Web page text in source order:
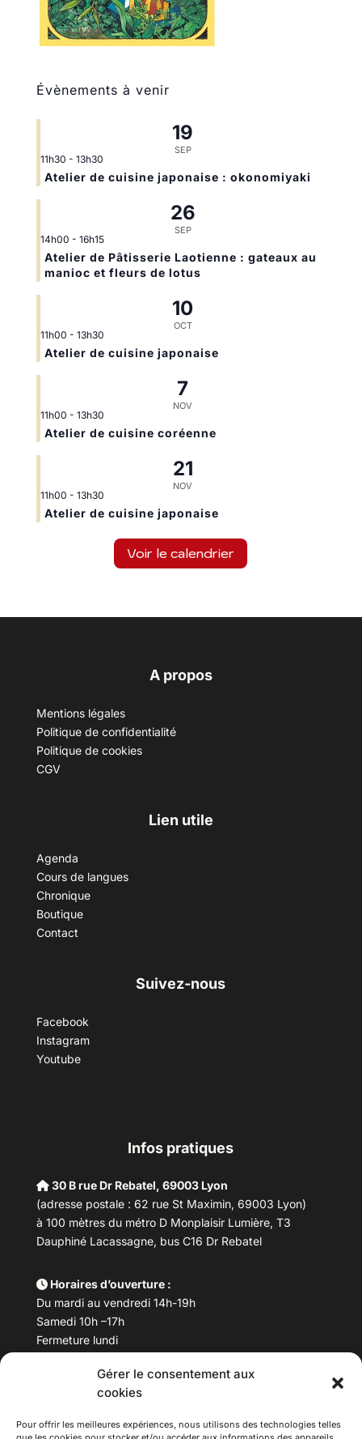
Gérer le consentement aux
cookies
Pour offrir les meilleures expériences, nous utilisons des technologies telles
Évènements à venir
19
SEP
11h30 - 13h30
Atelier de cuisine japonaise : okonomiyaki
26
SEP
14h00 - 16h15
Atelier de Pâtisserie Laotienne : gateaux au
manioc et fleurs de lotus
10
OCT
11h00 - 13h30
Atelier de cuisine japonaise
7
NOV
11h00 - 13h30
Atelier de cuisine coréenne
21
NOV
11h00 - 13h30
Atelier de cuisine japonaise
Voir le calendrier
A propos
Mentions légales
Politique de confidentialité
Politique de cookies
CGV
Lien utile
Agenda
Cours de langues
Chronique
Boutique
Contact
Suivez-nous
Facebook
Instagram
Youtube
Infos pratiques
30 B rue Dr Rebatel, 69003 Lyon
(adresse postale : 62 rue St Maximin, 69003 Lyon)
à 100 mètres du métro D Monplaisir Lumière, T3
Dauphiné Lacassagne, bus C16 Dr Rebatel
Horaires d’ouverture :
Du mardi au vendredi 14h-19h
Samedi 10h –17h
Fermeture lundi
Téléphone : 04 78 53 06 40
maisondesculturesasiatiques@asiexpo.com